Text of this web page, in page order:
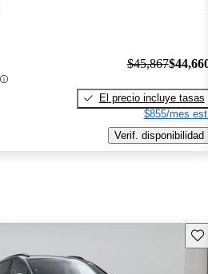
$45,867
El precio incluye tasas
$855/mes est.
Verif. disponibilidad